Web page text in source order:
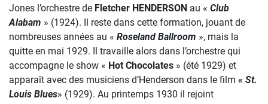
Jones l’orchestre de Fletcher HENDERSON au « Club
Alabam » (1924). Il reste dans cette formation, jouant de
nombreuses années au « Roseland Ballroom », mais la
quitte en mai 1929. Il travaille alors dans l’orchestre qui
accompagne le show « Hot Chocolates » (été 1929) et
apparaît avec des musiciens d’Henderson dans le film « St.
Louis Blues» (1929). Au printemps 1930 il rejoint